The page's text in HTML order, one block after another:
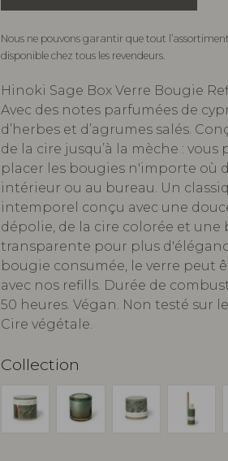
Nous ne pouvons garantir que tout
disponible chez tous les revendeurs.
Hinoki Sage Box Verre Bougie
Avec des notes parfumées de
d’herbes et d’agrumes salés.
de la cire jusqu’à la mèche : vous
placer les bougies n'importe où
intérieur ou au bureau. Un
intemporel conçu avec une
dépolie, de la cire colorée et une
transparente pour plus
bougie consumée, le verre peut
avec nos refills. Durée de
50 heures. Végan. Non testé sur
Cire végétale.
Collection